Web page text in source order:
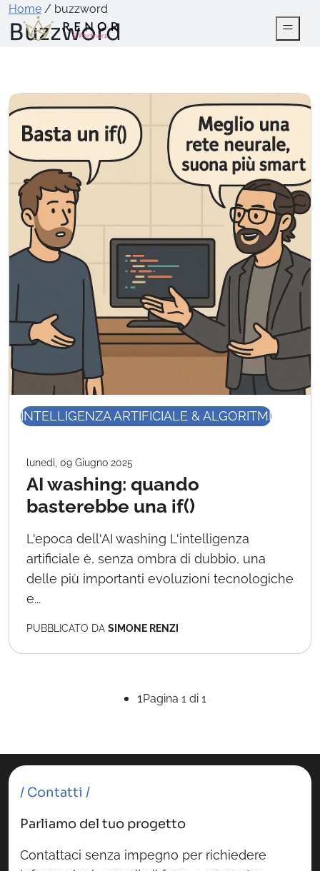
Home / buzzword
Buzzword
INTELLIGENZA ARTIFICIALE & ALGORITMI
lunedì, 09 Giugno 2025
AI washing: quando
basterebbe una if()
L'epoca dell'AI washing L'intelligenza
artificiale è, senza ombra di dubbio, una
delle più importanti evoluzioni tecnologiche
e...
PUBBLICATO DA SIMONE RENZI
1Pagina 1 di 1
/ Contatti /
Parliamo del tuo progetto
Contattaci senza impegno per richiedere